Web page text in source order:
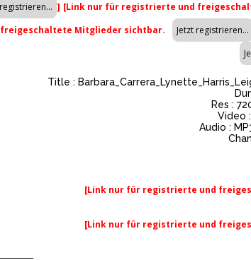
] [Link nur für registrierte und
freigeschaltete Mitglieder sichtbar.
Title :
Res :
Video :
Audio :
[Link nur für registrierte und
[Link nur für registrierte und